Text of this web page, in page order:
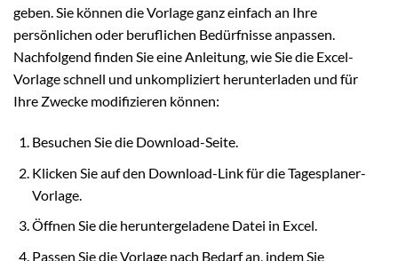
geben. Sie können die Vorlage ganz einfach an Ihre
persönlichen oder beruflichen Bedürfnisse anpassen.
Nachfolgend finden Sie eine Anleitung, wie Sie die Excel-
Vorlage schnell und unkompliziert herunterladen und für
Ihre Zwecke modifizieren können:
Besuchen Sie die Download-Seite.
Klicken Sie auf den Download-Link für die Tagesplaner-
Vorlage.
Öffnen Sie die heruntergeladene Datei in Excel.
Passen Sie die Vorlage nach Bedarf an, indem Sie